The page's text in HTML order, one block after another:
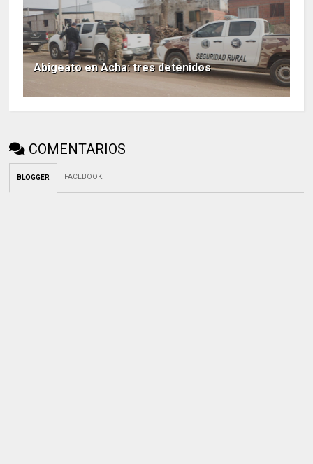
Abigeato en Acha: tres detenidos
COMENTARIOS
BLOGGER FACEBOOK